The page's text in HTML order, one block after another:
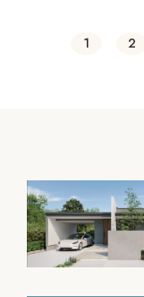
1 2